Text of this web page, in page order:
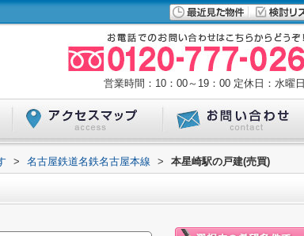
営業時間：10：00～19：00 定休日：水曜日
> 名古屋鉄道名鉄名古屋本線 > 本星崎駅の戸建(売買)